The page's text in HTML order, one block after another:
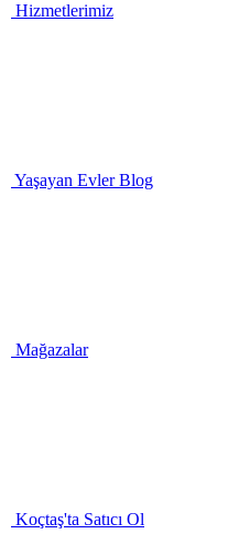
Hizmetlerimiz
Yaşayan Evler Blog
Mağazalar
Koçtaş'ta Satıcı Ol